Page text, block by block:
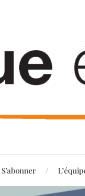
S’abonner